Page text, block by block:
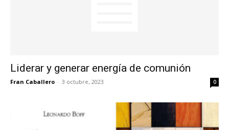
Liderar y generar energía de comunión
Fran Caballero - 3 octubre, 2023 0